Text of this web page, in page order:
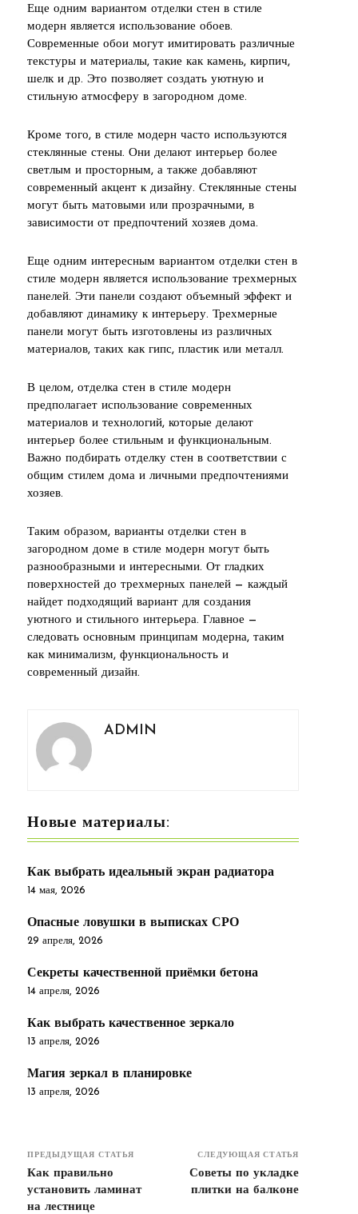
Еще одним вариантом отделки стен в стиле
модерн является использование обоев.
Современные обои могут имитировать различные
текстуры и материалы, такие как камень, кирпич,
шелк и др. Это позволяет создать уютную и
стильную атмосферу в загородном доме.
Кроме того, в стиле модерн часто используются
стеклянные стены. Они делают интерьер более
светлым и просторным, а также добавляют
современный акцент к дизайну. Стеклянные стены
могут быть матовыми или прозрачными, в
зависимости от предпочтений хозяев дома.
Еще одним интересным вариантом отделки стен в
стиле модерн является использование трехмерных
панелей. Эти панели создают объемный эффект и
добавляют динамику к интерьеру. Трехмерные
панели могут быть изготовлены из различных
материалов, таких как гипс, пластик или металл.
В целом, отделка стен в стиле модерн
предполагает использование современных
материалов и технологий, которые делают
интерьер более стильным и функциональным.
Важно подбирать отделку стен в соответствии с
общим стилем дома и личными предпочтениями
хозяев.
Таким образом, варианты отделки стен в
загородном доме в стиле модерн могут быть
разнообразными и интересными. От гладких
поверхностей до трехмерных панелей — каждый
найдет подходящий вариант для создания
уютного и стильного интерьера. Главное —
следовать основным принципам модерна, таким
как минимализм, функциональность и
современный дизайн.
ADMIN
Новые материалы:
Как выбрать идеальный экран радиатора
14 мая, 2026
Опасные ловушки в выписках СРО
29 апреля, 2026
Секреты качественной приёмки бетона
14 апреля, 2026
Как выбрать качественное зеркало
13 апреля, 2026
Магия зеркал в планировке
13 апреля, 2026
ПРЕДЫДУЩАЯ СТАТЬЯ
Как правильно
установить ламинат
на лестнице
СЛЕДУЮЩАЯ СТАТЬЯ
Советы по укладке
плитки на балконе